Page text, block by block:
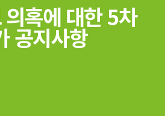
혹에 대한 5차
공지사항